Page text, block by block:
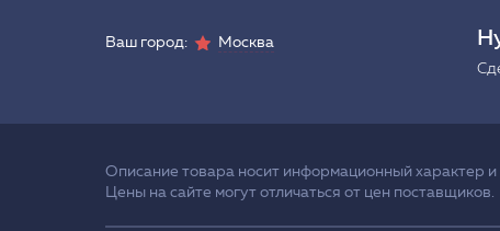
Ваш город: Москва
Описание товара носит информационный характер и
Цены на сайте могут отличаться от цен поставщиков.